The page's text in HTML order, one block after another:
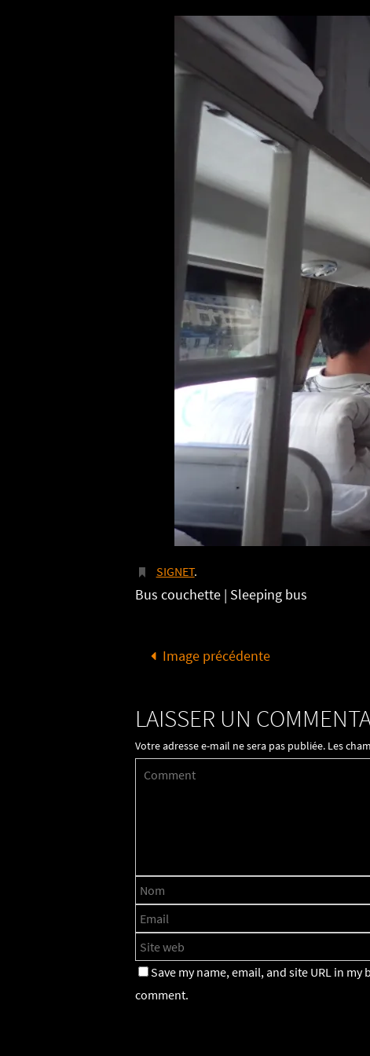
SIGNET.
Bus couchette | Sleeping bus
Image précédente
LAISSER UN
Votre adresse e-mail ne sera pas publiée. Les
Save my name, email, and site URL in
comment.